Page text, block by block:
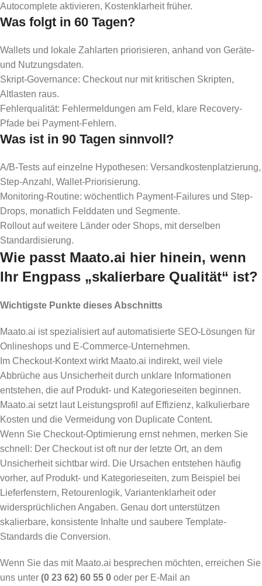
Autocomplete aktivieren, Kostenklarheit früher.
Was folgt in 60 Tagen?
Wallets und lokale Zahlarten priorisieren, anhand von Geräte-
und Nutzungsdaten.
Skript-Governance: Checkout nur mit kritischen Skripten,
Altlasten raus.
Fehlerqualität: Fehlermeldungen am Feld, klare Recovery-
Pfade bei Payment-Fehlern.
Was ist in 90 Tagen sinnvoll?
A/B-Tests auf einzelne Hypothesen: Versandkostenplatzierung,
Step-Anzahl, Wallet-Priorisierung.
Monitoring-Routine: wöchentlich Payment-Failures und Step-
Drops, monatlich Felddaten und Segmente.
Rollout auf weitere Länder oder Shops, mit derselben
Standardisierung.
Wie passt Maato.ai hier hinein, wenn
Ihr Engpass „skalierbare Qualität“ ist?
Wichtigste Punkte dieses Abschnitts
Maato.ai ist spezialisiert auf automatisierte SEO-Lösungen für
Onlineshops und E-Commerce-Unternehmen.
Im Checkout-Kontext wirkt Maato.ai indirekt, weil viele
Abbrüche aus Unsicherheit durch unklare Informationen
entstehen, die auf Produkt- und Kategorieseiten beginnen.
Maato.ai setzt laut Leistungsprofil auf Effizienz, kalkulierbare
Kosten und die Vermeidung von Duplicate Content.
Wenn Sie Checkout-Optimierung ernst nehmen, merken Sie
schnell: Der Checkout ist oft nur der letzte Ort, an dem
Unsicherheit sichtbar wird. Die Ursachen entstehen häufig
vorher, auf Produkt- und Kategorieseiten, zum Beispiel bei
Lieferfenstern, Retourenlogik, Variantenklarheit oder
widersprüchlichen Angaben. Genau dort unterstützen
skalierbare, konsistente Inhalte und saubere Template-
Standards die Conversion.
Wenn Sie das mit Maato.ai besprechen möchten, erreichen Sie
uns unter (0 23 62) 60 55 0 oder per E-Mail an